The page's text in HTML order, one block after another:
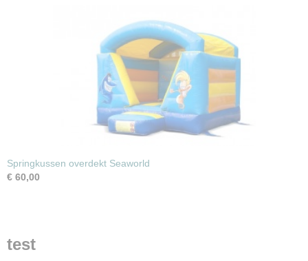
Springkussen overdekt Seaworld
€ 60,00
test